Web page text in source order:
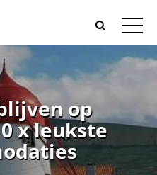
op
x leukste